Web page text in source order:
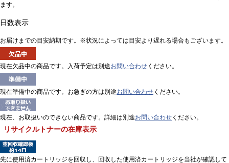
ます。
日数表示
お届けまでの目安納期です。※状況によっては目安より遅れる場合もございます。
現在欠品中の商品です。入荷予定は別途お問い合わせ ください。
現在準備中の商品です。お急ぎの方は別途お問い合わせ ください。
現在、お取扱いのできない商品です。詳細は別途お問い合わせ ください。
リサイクルトナーの在庫表示
先に使用済カートリッジを回収し、回収した使用済カートリッジを当社が確認して